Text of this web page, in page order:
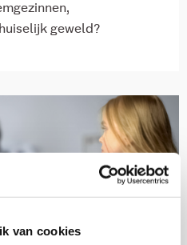
van cookies
geweld?